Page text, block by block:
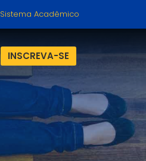
Sistema Acadêmico
INSCREVA-SE